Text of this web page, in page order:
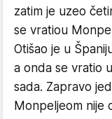
zatim je uzeo
se vratiou
Otišao je u
a onda se vratio
sada. Zapravo
Monpeljeom nije